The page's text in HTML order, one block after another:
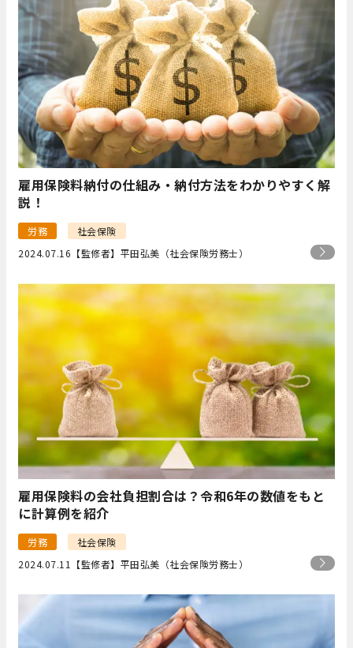
雇用保険料納付の仕組み・納付方法をわかりやすく解
説！
労務
社会保険
2024.07.16 【監修者】平田弘美（社会保険労務士）
雇用保険料の会社負担割合は？令和6年の数値をもと
に計算例を紹介
労務
社会保険
2024.07.11
【監修者】平田弘美（社会保険労務士）